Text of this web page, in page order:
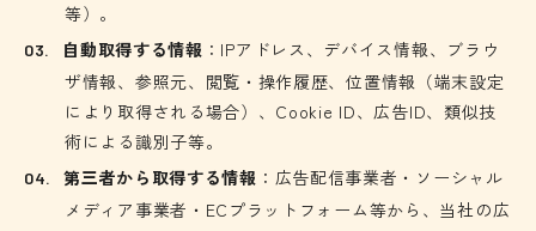
等）。
自動取得する情報 ：IPアドレス、デバイス情報、ブラウ
ザ情報、参照元、閲覧・操作履歴、位置情報（端末設定
により取得される場合）、Cookie ID、広告ID、類似技
術による識別子等。
第三者から取得する情報 ：広告配信事業者・ソーシャル
メディア事業者・ECプラットフォーム等から、当社の広